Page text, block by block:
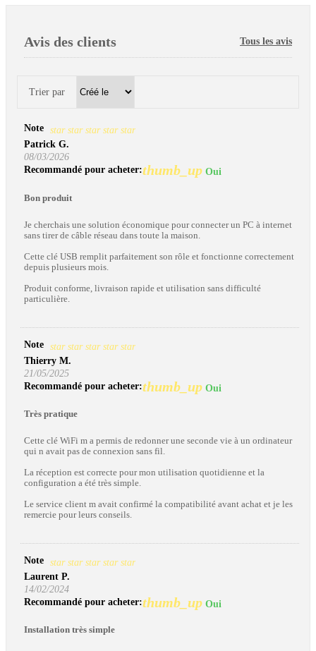
Avis des clients Tous les avis
Trier par
Note star star star star star
Patrick G.
08/03/2026
Recommandé pour acheter:thumb_up Oui
Bon produit
Je cherchais une solution économique pour connecter un PC à internet
sans tirer de câble réseau dans toute la maison.
Cette clé USB remplit parfaitement son rôle et fonctionne correctement
depuis plusieurs mois.
Produit conforme, livraison rapide et utilisation sans difficulté
particulière.
Note star star star star star
Thierry M.
21/05/2025
Recommandé pour acheter:thumb_up Oui
Très pratique
Cette clé WiFi m a permis de redonner une seconde vie à un ordinateur
qui n avait pas de connexion sans fil.
La réception est correcte pour mon utilisation quotidienne et la
configuration a été très simple.
Le service client m avait confirmé la compatibilité avant achat et je les
remercie pour leurs conseils.
Note star star star star star
Laurent P.
14/02/2024
Recommandé pour acheter:thumb_up Oui
Installation très simple